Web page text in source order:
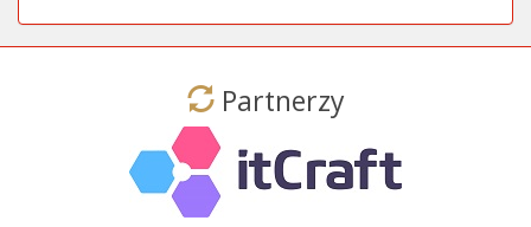
Partnerzy